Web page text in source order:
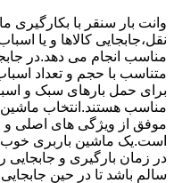
وانت بار سنقر با
نقل،جابجایی کالاها و یا
مناسب انجام می دهد.در
متناسب با حجم و تعداد
برای حمل بارهای سبک و
مناسب هستند.انتخاب
موفق از ویژگی های اصلی
است.یک ماشین باربری خوب
در زمان بارگیری و جابجایی
سالم باشد تا در حین جابجایی